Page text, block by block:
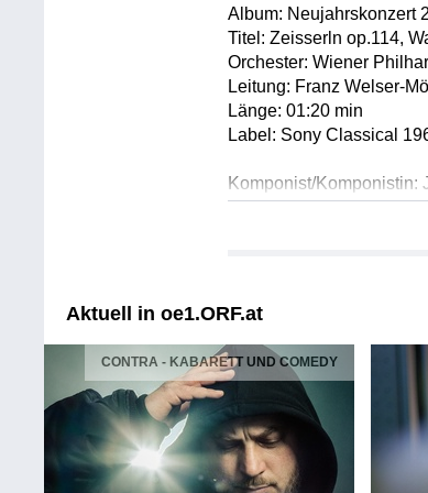
Album: Neujahrskonzert
Titel: Zeisserln op.114,
Orchester: Wiener
Leitung: Franz Welser-
Länge: 01:20 min
Label: Sony Classical
Komponist/Komponistin:
Album: ROYAL
Orchester: London
Länge: 01:10 min
Komponist/Komponistin:
Gesamttitel:
UND SOHN
Titel: Im Krapfenwald'l
Ausführende: Zemlinsky
Aktuell in oe1.ORF.at
CONTRA - KABARETT UND COMEDY